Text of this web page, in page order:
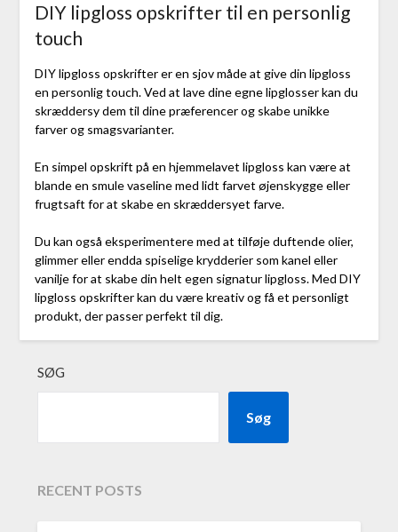
DIY lipgloss opskrifter til en personlig
touch
DIY lipgloss opskrifter er en sjov måde at give din lipgloss
en personlig touch. Ved at lave dine egne lipglosser kan du
skræddersy dem til dine præferencer og skabe unikke
farver og smagsvarianter.
En simpel opskrift på en hjemmelavet lipgloss kan være at
blande en smule vaseline med lidt farvet øjenskygge eller
frugtsaft for at skabe en skræddersyet farve.
Du kan også eksperimentere med at tilføje duftende olier,
glimmer eller endda spiselige krydderier som kanel eller
vanilje for at skabe din helt egen signatur lipgloss. Med DIY
lipgloss opskrifter kan du være kreativ og få et personligt
produkt, der passer perfekt til dig.
SØG
Søg
RECENT POSTS